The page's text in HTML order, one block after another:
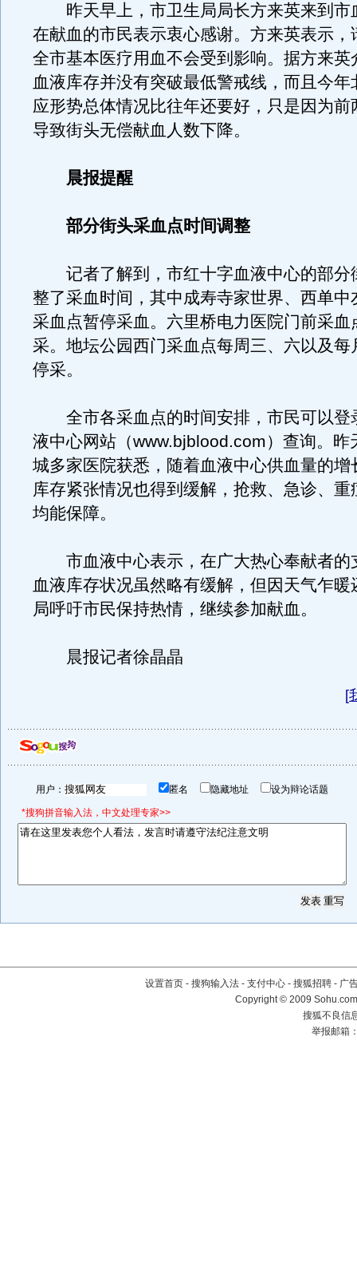
昨天早上，市卫生局局长方来英来到市
在献血的市民表示衷心感谢。方来英表示，
全市基本医疗用血不会受到影响。据方来英
血液库存并没有突破最低警戒线，而且今年
应形势总体情况比往年还要好，只是因为前
导致街头无偿献血人数下降。
晨报提醒
部分街头采血点时间调整
记者了解到，市红十字血液中心的部分
整了采血时间，其中成寿寺家世界、西单中
采血点暂停采血。六里桥电力医院门前采血
采。地坛公园西门采血点每周三、六以及每
停采。
全市各采血点的时间安排，市民可以登
液中心网站（www.bjblood.com）查询。昨
城多家医院获悉，随着血液中心供血量的增
库存紧张情况也得到缓解，抢救、急诊、重
均能保障。
市血液中心表示，在广大热心奉献者的
血液库存状况虽然略有缓解，但因天气乍暖
局呼吁市民保持热情，继续参加献血。
晨报记者徐晶晶
[
用户： 匿名 隐藏地址 设为辩论话题
*搜狗拼音输入法，中文处理专家>>
设置首页 - 搜狗输入法 - 支付中心 - 搜狐招聘 - 广
Copyright © 2009
搜狐不良信
举报邮箱